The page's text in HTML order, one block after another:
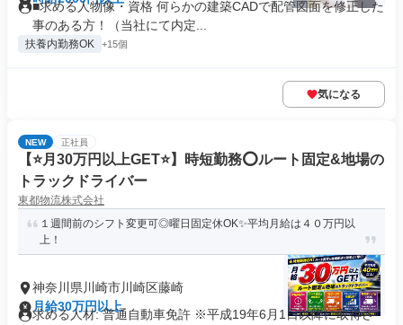
■求める人物像・資格 何らかの建築CADで配管図面を修正した
事のある方！（当社にて内定...
扶養内勤務OK +15個
気になる
NEW 正社員
【⭐月30万円以上GET⭐】時短勤務⭕️ルート固定&地場の
トラックドライバー
東都物流株式会社
１週間前のシフト変更可◎曜日固定休OK✨平均月給は４０万円以
上！
神奈川県川崎市川崎区藤崎
月給30万円以上
求める人材: 普通自動車免許 ※平成19年6月1日以降に取得さ